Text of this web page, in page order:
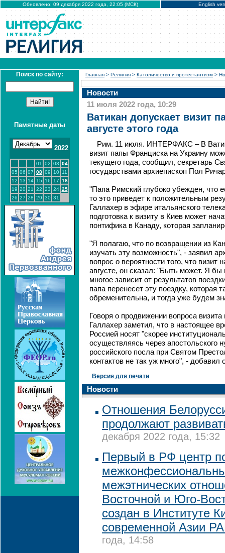
Обновлено: 09 декабря 2022 года, 22:05 (МСК) English
Поиск по сайту:
Памятные даты
2022
01 02 03 04
05 06 07 08 09 10
11
12 13 14 15 16 17 18
19 20 21 22 23 24 25
26 27 28 29 30 31
Главная > Религия > Католичество и протестантизм >
Новости
11 июля 2022 года, 10:29
Ватикан допускает визит
августе этого года
Рим. 11 июля. ИНТЕРФАКС – В
визит папы Франциска на Украину
текущего года, сообщил, секретарь
государствами архиепископ Пол
"Папа Римский глубоко убежден, что
то это приведет к положительным
Галлахер в эфире итальянского
подготовка к визиту в Киев может
понтифика в Канаду, которая
"Я полагаю, что по возвращении из
изучать эту возможность", - заявил
вопрос о вероятности того, что визит
августе, он сказал: "Быть может. Я бы
многое зависит от результатов
папа перенесет эту поездку, которая
обременительна, и тогда уже будем
Говоря о продвижении вопроса
Галлахер заметил, что в настоящее
Россией носят "скорее
осуществляясь через апостольского
российского посла при Святом
контактов не так уж много", - добавил
Версия для печати
Новости
Отношения
продолжают
декабря 2022 года, 15:32
Первый в РФ центр
межэтнических
Восточной и Юго-
создан в Институте
современной Азии
года, 14:58